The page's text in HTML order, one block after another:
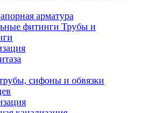
арматура
Трубы и
сифоны и обвязки